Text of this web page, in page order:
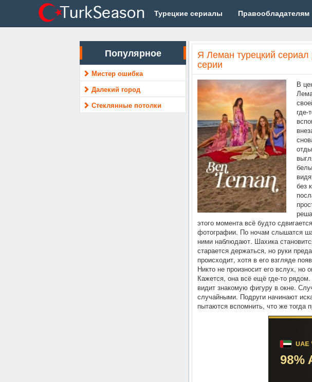
Турецкие сериалы Правообладателям
Популярное
Мистер ошибка
Далекий город
Стеклянные потолки
Я Леман турецкий сериал
серии
В
где-
без
этого момента всё будто
фотографии. По ночам слышатся
ними наблюдают. Шахика
старается держаться, но руки
происходит, хотя в его взгляде
Никто не произносит его вслух, но
Кажется, она всё ещё где-то рядом.
видит знакомую фигуру в окне.
случайными. Подруги начинают
пытаются вспомнить, что же тогда